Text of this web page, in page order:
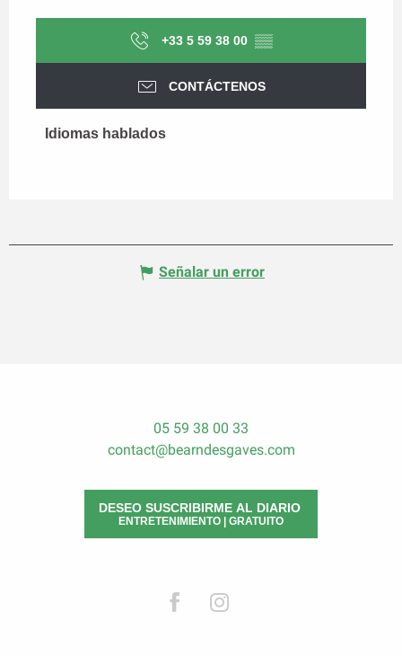
+33 5 59 38 00 ▒▒
CONTÁCTENOS
Idiomas hablados
Idiomas hablados
Señalar un error
05 59 38 00 33
contact@bearndesgaves.com
DESEO SUSCRIBIRME AL DIARIO
ENTRETENIMIENTO | GRATUITO